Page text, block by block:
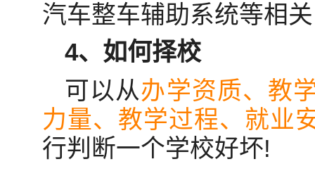
汽车整车辅助系统等相
4、如何择校
可以从办学资质、教
力量、教学过程、就业
行判断一个学校好坏!